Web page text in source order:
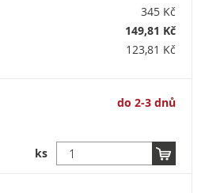
345 Kč
149,81 Kč
123,81 Kč
do 2-3 dnů
ks